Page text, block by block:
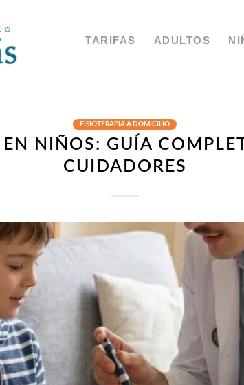
TARIFAS ADULTOS
FISIOTERAPIA A DOMICILIO
NIÑOS: GUÍA
CUIDADORES